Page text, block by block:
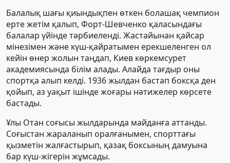
Балалық шағы қиындықпен өткен болашақ чемпион
ерте жетім қалып, Форт-Шевченко қаласындағы
балалар үйінде тәрбиеленді. Жастайынан қайсар
мінезімен және күш-қайратымен ерекшеленген ол
кейін өнер жолын таңдап, Киев көркемсурет
академиясында білім алады. Алайда тағдыр оны
спортқа алып келді. 1936 жылдан бастап боксқа ден
қойып, аз уақыт ішінде жоғары нәтижелер көрсете
бастады.
Ұлы Отан соғысы жылдарында майданға аттанды.
Соғыстан жараланып оралғанымен, спорттағы
қызметін жалғастырып, қазақ боксының дамуына
бар күш-жігерін жұмсады.